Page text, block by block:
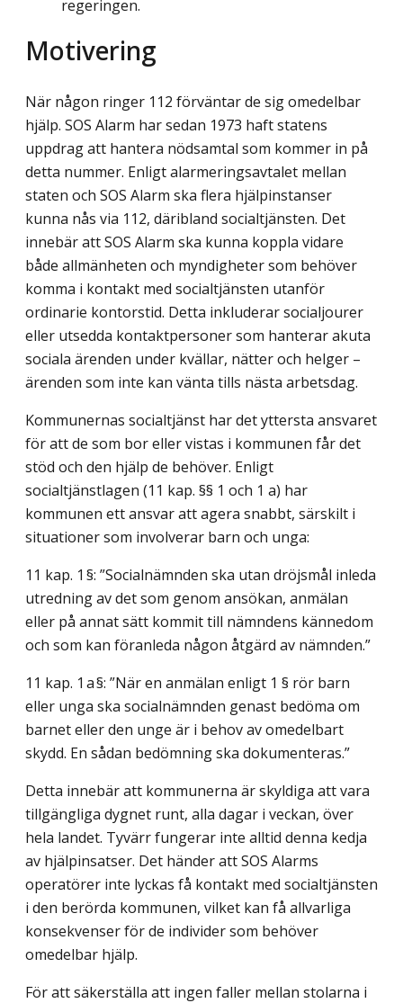
regeringen.
Motivering
När någon ringer 112 förväntar de sig omedelbar
hjälp. SOS Alarm har sedan 1973 haft statens
uppdrag att hantera nödsamtal som kommer in på
detta nummer. Enligt alar­meringsavtalet mellan
staten och SOS Alarm ska flera hjälpinstanser
kunna nås via 112, däribland socialtjänsten. Det
innebär att SOS Alarm ska kunna koppla vidare
både allmänheten och myndigheter som behöver
komma i kontakt med socialtjänsten utanför
ordinarie kontorstid. Detta inkluderar socialjourer
eller utsedda kontaktpersoner som hanterar akuta
sociala ärenden under kvällar, nätter och helger –
ärenden som inte kan vänta tills nästa arbetsdag.
Kommunernas socialtjänst har det yttersta ansvaret
för att de som bor eller vistas i kommunen får det
stöd och den hjälp de behöver. Enligt
socialtjänstlagen (11 kap. §§ 1 och 1 a) har
kommunen ett ansvar att agera snabbt, särskilt i
situationer som involverar barn och unga:
11 kap. 1 §: ”Socialnämnden ska utan dröjsmål inleda
utredning av det som genom ansökan, anmälan
eller på annat sätt kommit till nämndens kännedom
och som kan föranleda någon åtgärd av nämnden.”
11 kap. 1 a §: ”När en anmälan enligt 1 § rör barn
eller unga ska socialnämnden genast bedöma om
barnet eller den unge är i behov av omedelbart
skydd. En sådan bedömning ska dokumenteras.”
Detta innebär att kommunerna är skyldiga att vara
tillgängliga dygnet runt, alla dagar i veckan, över
hela landet. Tyvärr fungerar inte alltid denna kedja
av hjälpinsatser. Det händer att SOS Alarms
operatörer inte lyckas få kontakt med socialtjänsten
i den be­rörda kommunen, vilket kan få allvarliga
konsekvenser för de individer som behöver
omedelbar hjälp.
För att säkerställa att ingen faller mellan stolarna i